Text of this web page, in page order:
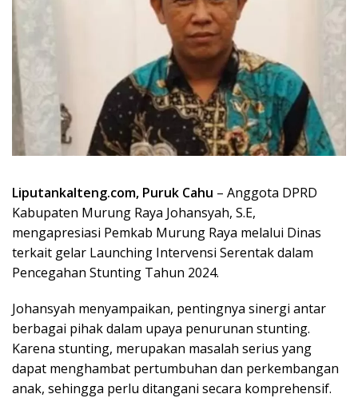
Liputankalteng.com, Puruk Cahu – Anggota DPRD
Kabupaten Murung Raya Johansyah, S.E,
mengapresiasi Pemkab Murung Raya melalui Dinas
terkait gelar Launching Intervensi Serentak dalam
Pencegahan Stunting Tahun 2024.
Johansyah menyampaikan, pentingnya sinergi antar
berbagai pihak dalam upaya penurunan stunting.
Karena stunting, merupakan masalah serius yang
dapat menghambat pertumbuhan dan perkembangan
anak, sehingga perlu ditangani secara komprehensif.